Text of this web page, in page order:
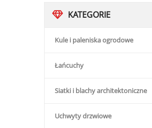
KATEGORIE
Kule i paleniska ogrodowe
Łańcuchy
Siatki i blachy architektoniczne
Uchwyty drzwiowe